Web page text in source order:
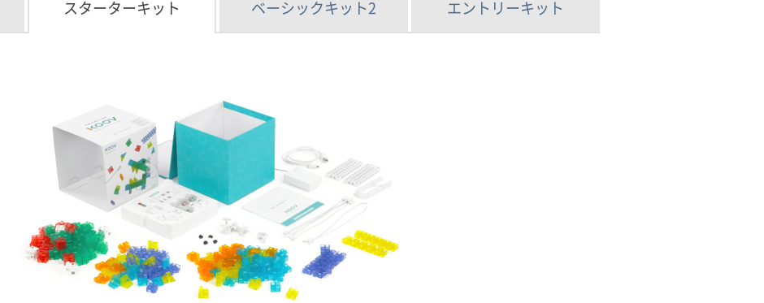
スターターキット ベーシックキット2 エントリーキット